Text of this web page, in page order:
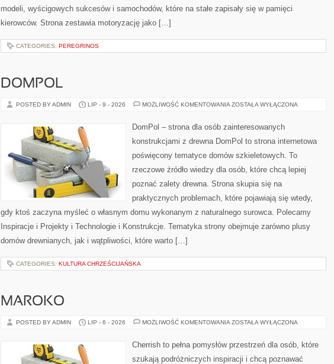
modeli, wyścigowych sukcesów i samochodów, które na stałe zapisały się w pamięci
kierowców. Strona zestawia motoryzację jako […]
CATEGORIES: PEREGRINOS
DOMPOL
POSTED BY ADMIN LIP - 9 - 2026 MOŻLIWOŚĆ KOMENTOWANIA DOMPOL
ZOSTAŁA WYŁĄCZONA
DomPol – strona dla osób zainteresowanych
konstrukcjami z drewna DomPol to strona internetowa
poświęcony tematyce domów szkieletowych. To
rzeczowe źródło wiedzy dla osób, które chcą lepiej
poznać zalety drewna. Strona skupia się na
praktycznych problemach, które pojawiają się wtedy,
gdy ktoś zaczyna myśleć o własnym domu wykonanym z naturalnego surowca. Polecamy
Inspiracje i Projekty i Technologie i Konstrukcje. Tematyka strony obejmuje zarówno plusy
domów drewnianych, jak i wątpliwości, które warto […]
CATEGORIES: KULTURA CHRZEŚCIJAŃSKA
MAROKO
POSTED BY ADMIN LIP - 6 - 2026 MOŻLIWOŚĆ KOMENTOWANIA MAROKO
ZOSTAŁA WYŁĄCZONA
Cherrish to pełna pomysłów przestrzeń dla osób, które
szukają podróżniczych inspiracji i chcą poznawać